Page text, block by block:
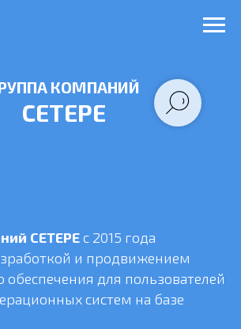
КОМПАНИЙ
СЕТЕРЕ
СЕТЕРЕс 2015 года
и продвижением
для пользователей
систем на базе